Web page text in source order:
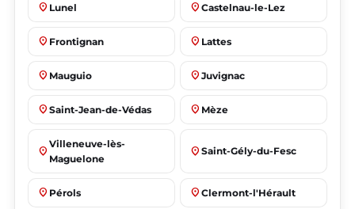
place Lunel place Castelnau-le-Lez
place Frontignan place Lattes
place Mauguio place Juvignac
place Saint-Jean-de-Védas place Mèze
place
Villeneuve-lès-
Maguelone
place Saint-Gély-du-Fesc
place Pérols place Clermont-l'Hérault